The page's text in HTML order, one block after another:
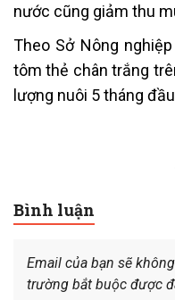
nước cũng giảm thu
Theo Sở Nông
tôm thẻ chân trắng
lượng nuôi 5 tháng
Bình luận
Email của bạn sẽ
trường bắt buộc được